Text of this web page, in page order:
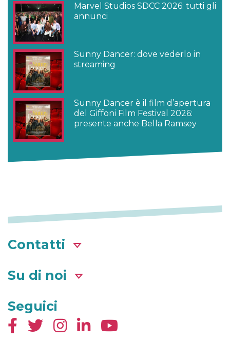
Marvel Studios SDCC 2026: tutti gli
annunci
Sunny Dancer: dove vederlo in
streaming
Sunny Dancer è il film d’apertura
del Giffoni Film Festival 2026:
presente anche Bella Ramsey
Contatti
Su di noi
Seguici